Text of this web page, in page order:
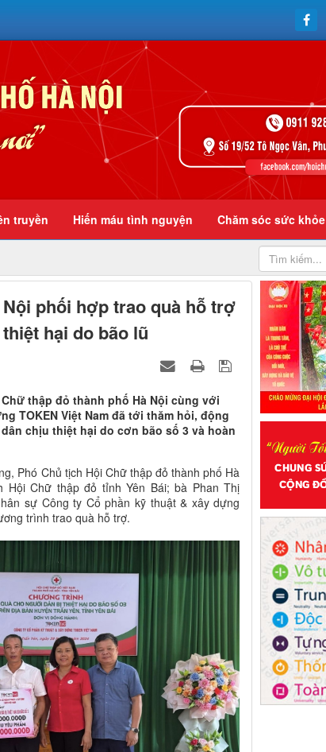
truyền Hiến máu tình nguyện Chăm sóc sức khỏe
phối hợp trao quà hỗ trợ
hại do bão lũ
thập đỏ thành phố Hà Nội cùng với
TOKEN Việt Nam đã tới thăm hỏi, động
chịu thiệt hại do cơn bão số 3 và hoàn
Phó Chủ tịch Hội Chữ thập đỏ thành phố Hà
Hội Chữ thập đỏ tỉnh Yên Bái; bà Phan Thị
sự Công ty Cổ phần kỹ thuật & xây dựng
trình trao quà hỗ trợ.